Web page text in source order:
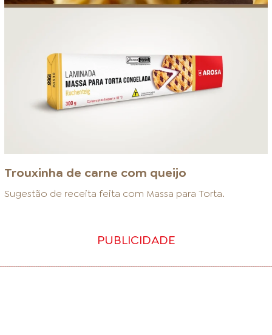
Trouxinha de carne com queijo
Sugestão de receita feita com Massa para Torta.
PUBLICIDADE